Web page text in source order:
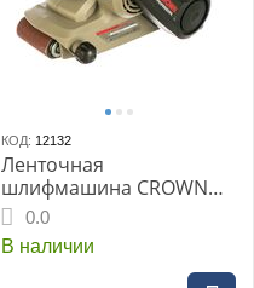
КОД: 12132
Ленточная
шлифмашина CROWN
CT13311, 810Вт
0.0
В наличии